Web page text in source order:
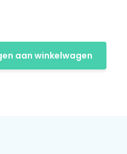
aan winkelwagen